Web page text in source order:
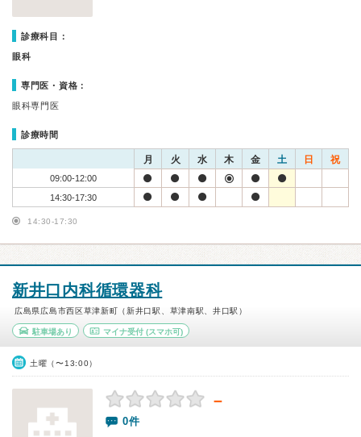
診療科目：
眼科
専門医・資格：
眼科専門医
診療時間
月 火 水 木 金 土 日 祝
09:00-12:00
14:30-17:30
14:30-17:30
新井口内科循環器科
広島県広島市西区草津新町（新井口駅、草津南駅、井口駅）
駐車場あり マイナ受付(スマホ可)
土曜（〜13:00）
－
0件